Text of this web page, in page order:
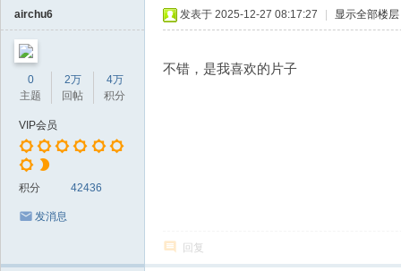
airchu6
0
主题
2万
回帖
4万
积分
VIP会员
积分 42436
发消息
发表于 2025-12-27 08:17:27 显示全部楼层
不错，是我喜欢的片子
回复